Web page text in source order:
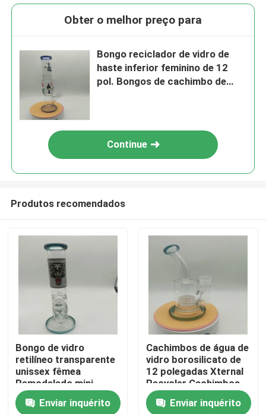
Casa
Obter o melhor preço para
Bongo reciclador de vidro de
haste inferior feminino de 12
pol. Bongos de cachimbo de
Continue
Produtos recomendados
Bongo de vidro
retilíneo transparente
unissex fêmea
Remodelado mini
bongo reciclador
Enviar inquérito
Cachimbos de água de
vidro borosilicato de
12 polegadas Xternal
Recycler Cachimbos
transparentes de
vidro retoEnviar inquérito